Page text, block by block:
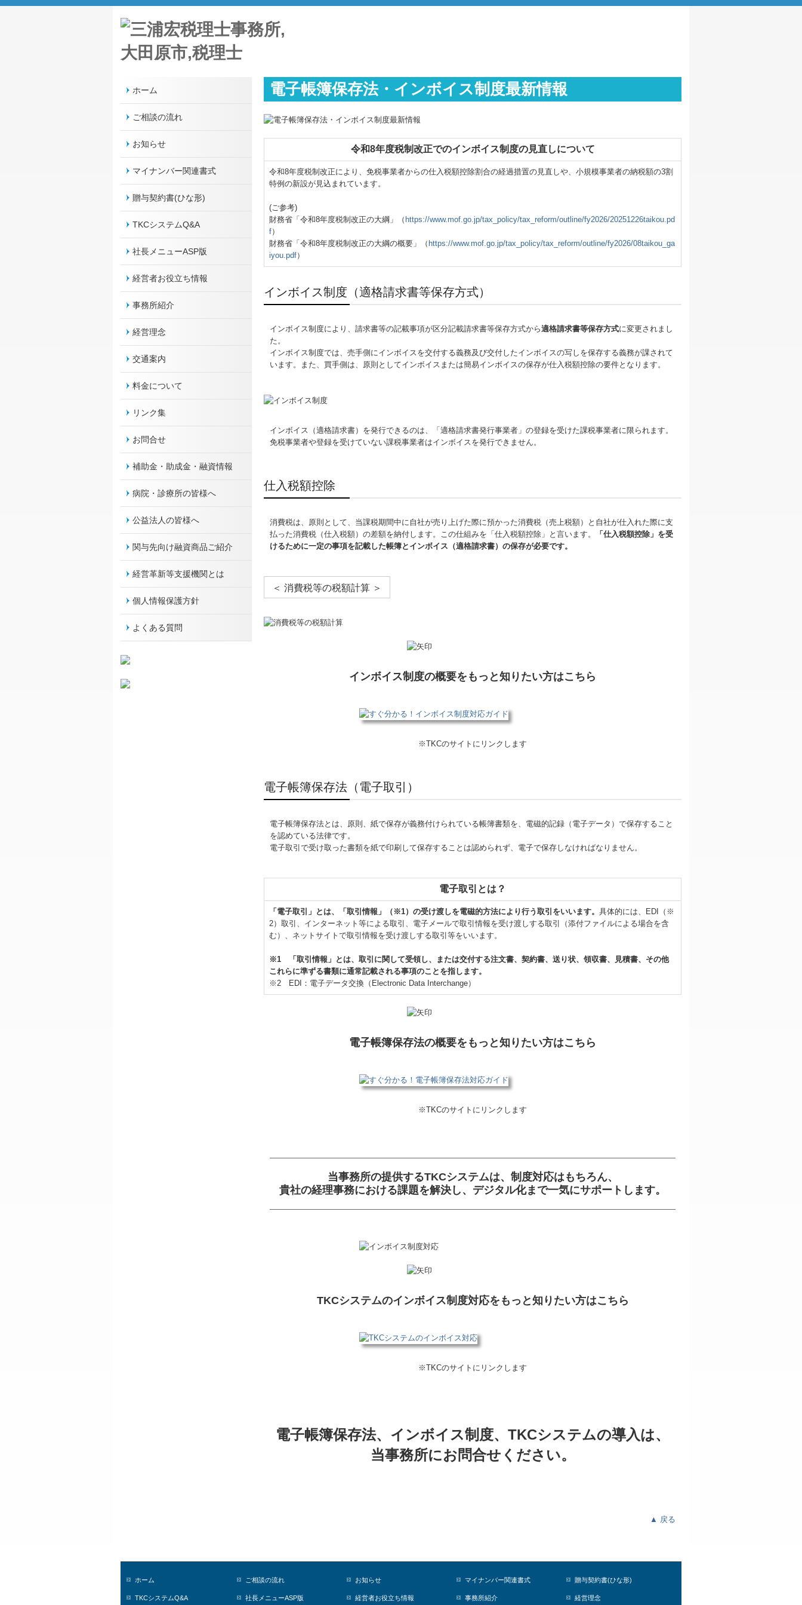
ホーム
ご相談の流れ
お知らせ
マイナンバー関連書式
贈与契約書(ひな形)
TKCシステムQ&A
社長メニューASP版
経営者お役立ち情報
事務所紹介
経営理念
交通案内
料金について
リンク集
お問合せ
補助金・助成金・融資情報
病院・診療所の皆様へ
公益法人の皆様へ
関与先向け融資商品ご紹介
経営革新等支援機関とは
個人情報保護方針
よくある質問
電子帳簿保存法・インボイス制度最新情報
令和8年度税制改正でのインボイス制度の見直しについて
令和8年度税制改正により、免税事業者からの仕入税額控除割合の経過措置の見直しや、小規模事業者の納税額の3割
特例の新設が見込まれています。
(ご参考)
財務省「令和8年度税制改正の大綱」（ https://www.mof.go.jp/tax_policy/tax_reform/outline/fy2026/20251226taikou.pd
f）
財務省「令和8年度税制改正の大綱の概要」（ https://www.mof.go.jp/tax_policy/tax_reform/outline/fy2026/08taikou_ga
iyou.pdf）
インボイス制度（適格請求書等保存方式）
インボイス制度により、請求書等の記載事項が区分記載請求書等保存方式から適格請求書等保存方式に変更されまし
た。
インボイス制度では、売手側にインボイスを交付する義務及び交付したインボイスの写しを保存する義務が課されて
います。また、買手側は、原則としてインボイスまたは簡易インボイスの保存が仕入税額控除の要件となります。
インボイス（適格請求書）を発行できるのは、「適格請求書発行事業者」の登録を受けた課税事業者に限られます。
免税事業者や登録を受けていない課税事業者はインボイスを発行できません。
仕入税額控除
消費税は、原則として、当課税期間中に自社が売り上げた際に預かった消費税（売上税額）と自社が仕入れた際に支
払った消費税（仕入税額）の差額を納付します。この仕組みを「仕入税額控除」と言います。
「仕入税額控除」を受
けるために一定の事項を記載した帳簿とインボイス（適格請求書）の保存が必要です。
＜ 消費税等の税額計算 ＞
インボイス制度の概要をもっと知りたい方はこちら
※TKCのサイトにリンクします
電子帳簿保存法（電子取引）
電子帳簿保存法とは、原則、紙で保存が義務付けられている帳簿書類を、電磁的記録（電子データ）で保存すること
を認めている法律です。
電子取引で受け取った書類を紙で印刷して保存することは認められず、電子で保存しなければなりません。
電子取引とは？
「電子取引」とは、「取引情報」（※1）の受け渡しを電磁的方法により行う取引をいいます。 具体的には、EDI（※
2）取引、インターネット等による取引、電子メールで取引情報を受け渡しする取引（添付ファイルによる場合を含
む）、ネットサイトで取引情報を受け渡しする取引等をいいます。
※1 「取引情報」とは、取引に関して受領し、または交付する注文書、契約書、送り状、領収書、見積書、その他
これらに準ずる書類に通常記載される事項のことを指します。
※2 EDI：電子データ交換（Electronic Data Interchange）
電子帳簿保存法の概要をもっと知りたい方はこちら
※TKCのサイトにリンクします
当事務所の提供するTKCシステムは、制度対応はもちろん、
貴社の経理事務における課題を解決し、デジタル化まで一気にサポートします。
TKCシステムのインボイス制度対応をもっと知りたい方はこちら
※TKCのサイトにリンクします
電子帳簿保存法、インボイス制度、TKCシステムの導入は、
当事務所にお問合せください。
▲ 戻る
ホーム ご相談の流れ お知らせ マイナンバー関連書式 贈与契約書(ひな形)
TKCシステムQ&A 社長メニューASP版 経営者お役立ち情報 事務所紹介 経営理念